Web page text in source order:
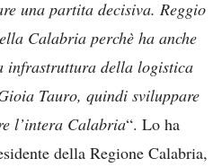
una partita decisiva. Reggio
Calabria perchè ha anche
infrastruttura della logistica
Tauro, quindi sviluppare
l’intera Calabria“. Lo ha
della Regione Calabria,